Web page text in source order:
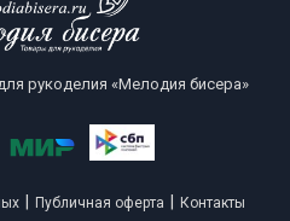
рукоделия «Мелодия бисера»
Публичная оферта Контакты